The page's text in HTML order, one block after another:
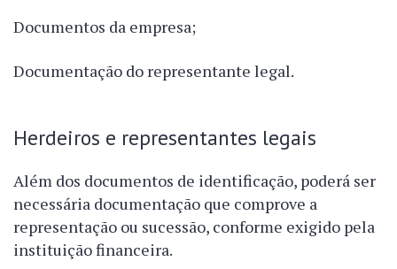
Documentos da empresa;
Documentação do representante legal.
Herdeiros e representantes legais
Além dos documentos de identificação, poderá ser
necessária documentação que comprove a
representação ou sucessão, conforme exigido pela
instituição financeira.